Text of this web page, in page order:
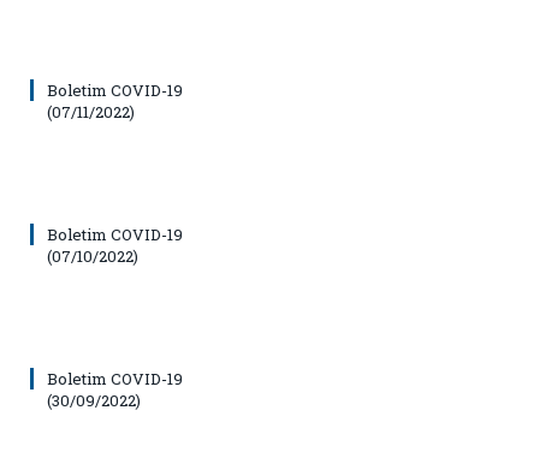
Boletim COVID-19
(07/11/2022)
Boletim COVID-19
(07/10/2022)
Boletim COVID-19
(30/09/2022)